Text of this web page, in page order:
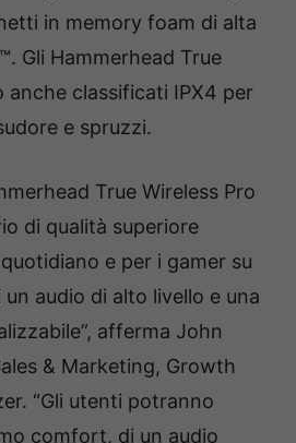
in memory foam di alta
Gli Hammerhead True
anche classificati IPX4 per
e spruzzi.
True Wireless Pro
di qualità superiore
e per i gamer su
audio di alto livello e una
afferma John
& Marketing, Growth
“Gli utenti potranno
comfort, di un audio